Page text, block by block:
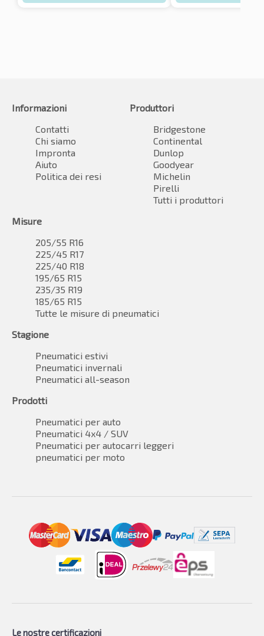
Informazioni
Contatti
Chi siamo
Impronta
Aiuto
Politica dei resi
Produttori
Bridgestone
Continental
Dunlop
Goodyear
Michelin
Pirelli
Tutti i produttori
Misure
205/55 R16
225/45 R17
225/40 R18
195/65 R15
235/35 R19
185/65 R15
Tutte le misure di pneumatici
Stagione
Pneumatici estivi
Pneumatici invernali
Pneumatici all-season
Prodotti
Pneumatici per auto
Pneumatici 4x4 / SUV
Pneumatici per autocarri leggeri
pneumatici per moto
Le nostre certificazioni